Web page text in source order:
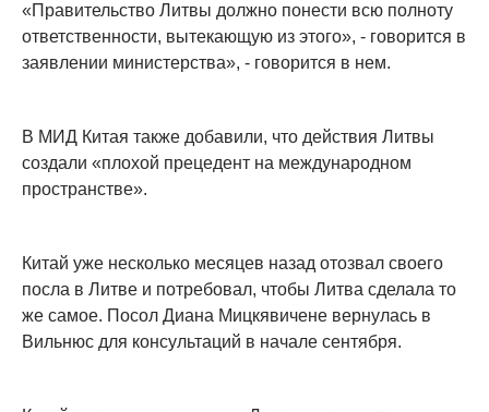
«Правительство Литвы должно понести всю полноту
ответственности, вытекающую из этого», - говорится в
заявлении министерства», - говорится в нем.
В МИД Китая также добавили, что действия Литвы
создали «плохой прецедент на международном
пространстве».
Китай уже несколько месяцев назад отозвал своего
посла в Литве и потребовал, чтобы Литва сделала то
же самое. Посол Диана Мицкявичене вернулась в
Вильнюс для консультаций в начале сентября.